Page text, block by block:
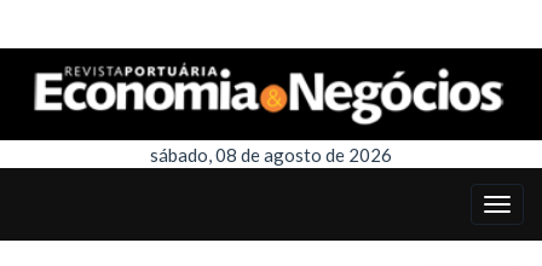
sábado, 08 de agosto de 2026